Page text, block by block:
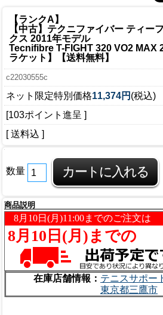
【ランクA】
【中古】テクニファイバー ティー
クス 2011年モデル
Tecnifibre T-FIGHT 320 VO2 MAX
ラケット】【送料無料】
c22030555c
ネット限定特別価格11,374円 (税込)
[103ポイント進呈 ]
[ 送料込 ]
数量
商品説明
在庫店舗情報： テニスサポー
東京都三鷹市